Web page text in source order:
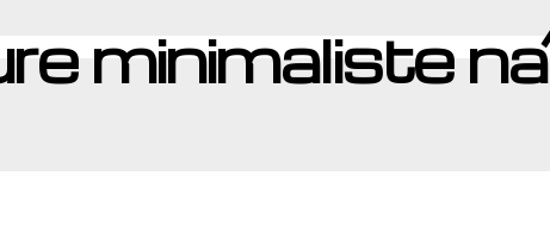
minimaliste